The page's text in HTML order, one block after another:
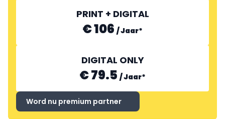
PRINT + DIGITAL
€ 106 /Jaar*
DIGITAL ONLY
€ 79.5 /Jaar*
Word nu premium partner